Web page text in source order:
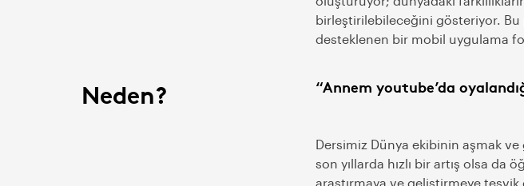
birleştirilebileceğini gösteriyor. Bu
desteklenen bir mobil uygulama
Neden? “Annem youtube’da
Dersimiz Dünya ekibinin aşmak ve
son yıllarda hızlı bir artış olsa da
araştırmaya ve geliştirmeye teşvik